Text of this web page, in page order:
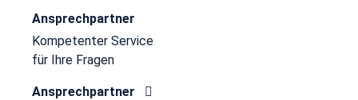
Ansprechpartner
Kompetenter Service
für Ihre Fragen
Ansprechpartner